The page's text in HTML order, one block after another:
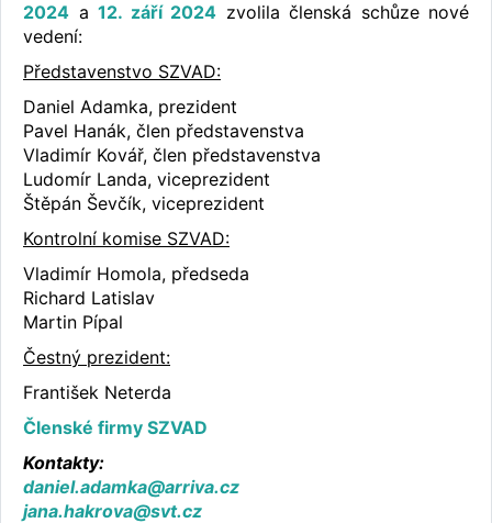
2024 a 12. září 2024 zvolila členská schůze nové
vedení:
Představenstvo SZVAD:
Daniel Adamka, prezident
Pavel Hanák, člen představenstva
Vladimír Kovář, člen představenstva
Ludomír Landa, viceprezident
Štěpán Ševčík, viceprezident
Kontrolní komise SZVAD:
Vladimír Homola, předseda
Richard Latislav
Martin Pípal
Čestný prezident:
František Neterda
Členské firmy SZVAD
Kontakty:
daniel.adamka@arriva.cz
jana.hakrova@svt.cz